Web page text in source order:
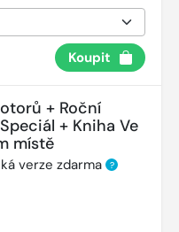
Koupit
+ Roční
+ Kniha Ve
místě
verze zdarma ?